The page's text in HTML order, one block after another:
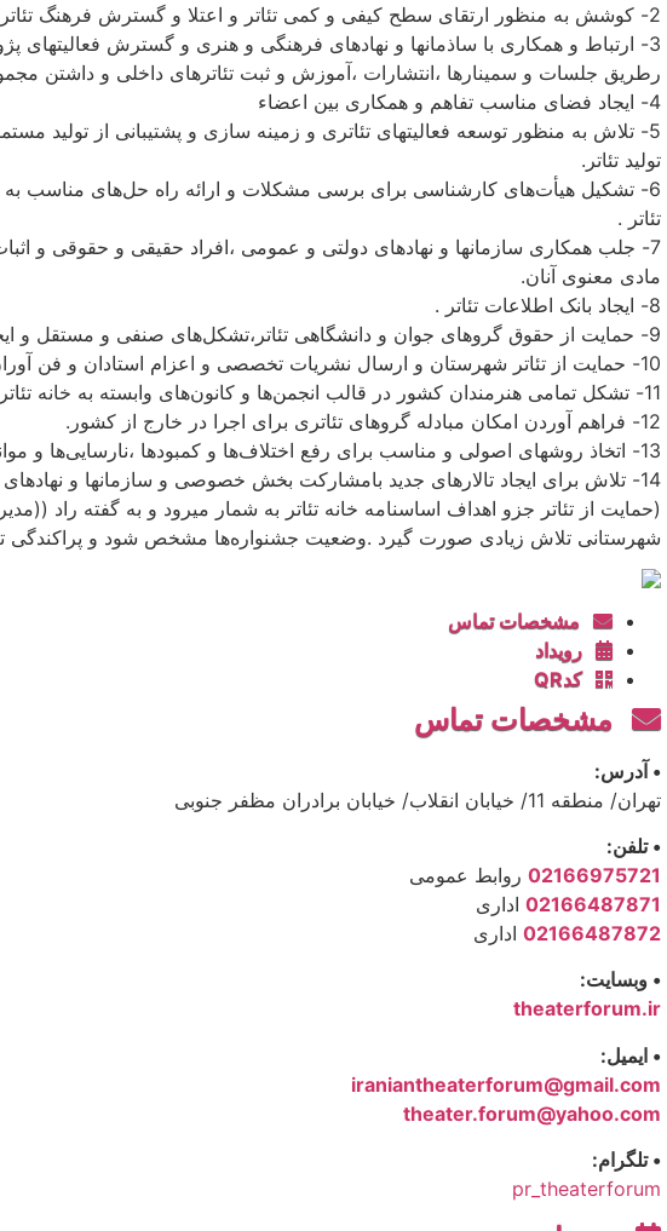
2- کوشش به منظور ارتقای سطح کیفی و کمی تئاتر و اعتلا و گسترش فرهنگ تئاتر
3- ارتباط و همکاری با ساذمانها و نهادهای فرهنگی و هنری و گسترش
رطریق جلسات و سمینارها ،انتشارات ،آموزش و ثبت تئاترهای داخلی و داشتن
4- ایجاد فضای مناسب تفاهم و همکاری بین اعضاء
5- تلاش به منظور توسعه فعالیتهای تئاتری و زمینه سازی و پشتیبانی از تولید
تولید تئاتر.
6- تشکیل هیأت‌های کارشناسی برای برسی مشکلات و ارائه راه حل‌های مناسب به
تئاتر .
7- جلب همکاری سازمانها و نهادهای دولتی و عمومی ،افراد حقیقی و حقوقی و
مادی معنوی آنان.
8- ایجاد بانک اطلاعات تئاتر .
9- حمایت از حقوق گروهای جوان و دانشگاهی تئاتر،تشکل‌های صنفی و مستقل و ایجاد هماهنگی و همکاری بین آن‌ها و خانه تئاتر .
10- حمایت از تئاتر شهرستان و ارسال نشریات تخصصی و اعزام استادان و فن آوران به سراسر کشور برای آموزش‌های دوره‌ای .
11- تشکل تمامی هنرمندان کشور در قالب انجمن‌ها و کانون‌های وابسته به خانه تئاتر و ایجاد حس همکاری میان آن‌ها .
12- فراهم آوردن امکان مبادله گروهای تئاتری برای اجرا در خارج از کشور.
13- اتخاذ روشهای اصولی و مناسب برای رفع اختلاف‌ها و کمبود‌ها ،نارسایی‌ها و موانعی که به اهداف خانه تئاتر آسیب میرساند.
14- تلاش برای ایجاد تالارهای جدید بامشارکت بخش خصوصی و سازمانها و نهادهای ذیربط.
(حمایت از تئاتر جزو اهداف اساسنامه خانه تئاتر به شمار میرود و به گفته راد
شهرستانی تلاش زیادی صورت گیرد .وضعیت جشنواره‌ها مشخص شود و پراکندگی
مشخصات تماس
رویداد
کدQR
مشخصات تماس
• آدرس:
تهران/ منطقه 11/ خیابان انقلاب/ خیابان برادران مظفر جنوبی
• تلفن:
02166975721 روابط عمومی
02166487871 اداری
02166487872 اداری
• وبسایت:
theaterforum.ir
• ایمیل:
iraniantheaterforum@gmail.com
theater.forum@yahoo.com
• تلگرام:
pr_theaterforum